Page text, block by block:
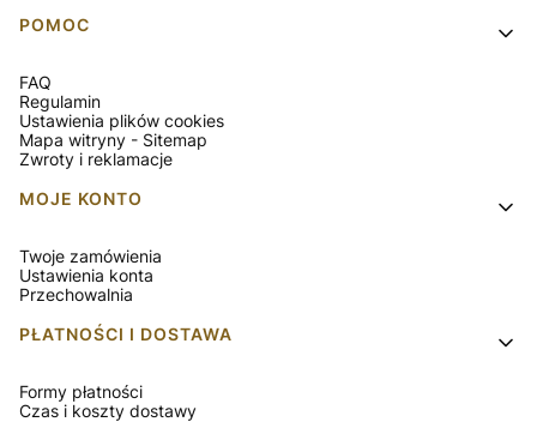
Linki w stopce
POMOC
FAQ
Regulamin
Ustawienia plików cookies
Mapa witryny - Sitemap
Zwroty i reklamacje
MOJE KONTO
Twoje zamówienia
Ustawienia konta
Przechowalnia
PŁATNOŚCI I DOSTAWA
Formy płatności
Czas i koszty dostawy